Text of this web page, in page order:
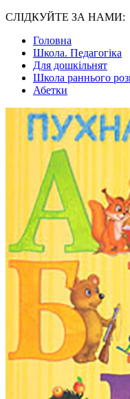
СЛІДКУЙТЕ ЗА НАМИ:
Головна
Школа. Педагогіка
Для дошкільнят
Школа раннього
Абетки